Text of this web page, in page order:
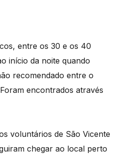
entre os 30 e os 40
início da noite quando
recomendado entre o
encontrados através
voluntários de São Vicente
chegar ao local perto